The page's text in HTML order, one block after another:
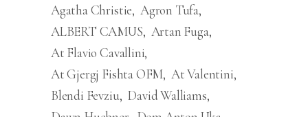
Agatha Christie Agron Tufa
ALBERT CAMUS Artan Fuga
At Flavio Cavallini
At Gjergj Fishta OFM At Valentini
Blendi Fevziu David Walliams